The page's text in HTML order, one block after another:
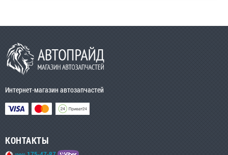
Интернет-магазин автозапчастей
КОНТАКТЫ